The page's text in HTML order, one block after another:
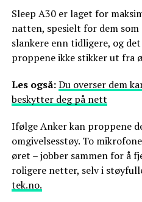
Sleep A30 er laget for
natten, spesielt for dem som
slankere enn tidligere, og
proppene ikke stikker ut fra
Les også:Du overser dem
beskytter deg på nett
Ifølge Anker kan proppene
omgivelsesstøy. To
øret – jobber sammen for å
roligere netter, selv i
tek.no.